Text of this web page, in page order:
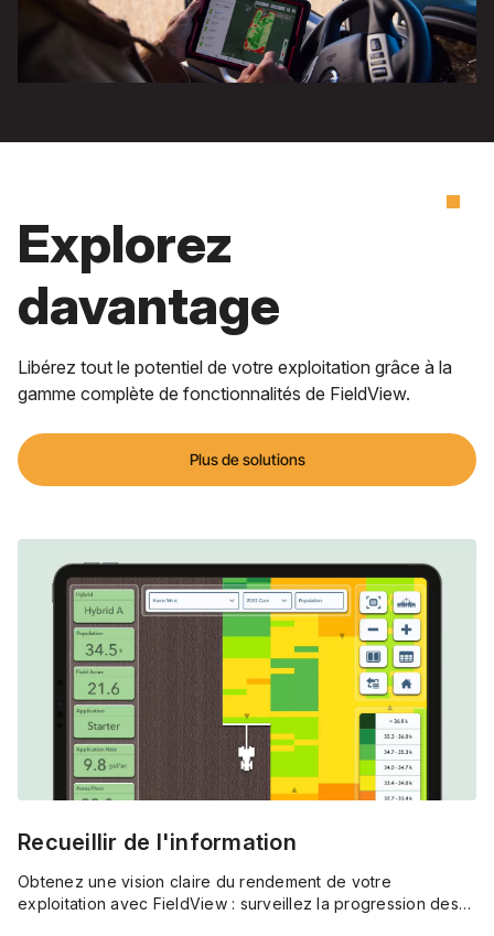
Explorez
davantage
Libérez tout le potentiel de votre exploitation grâce à la
gamme complète de fonctionnalités de FieldView.
Plus de solutions
Recueillir de l'information
Obtenez une vision claire du rendement de votre
exploitation avec FieldView : surveillez la progression des